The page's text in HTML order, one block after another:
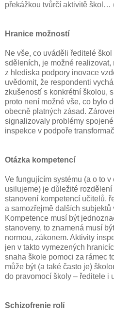
překážkou tvůrčí aktivitě škol…
Hranice možností
Ne vše, co uváděli ředitelé
sděleních, je možné
z hlediska podpory inovace
uvědomit, že respondenti
zkušeností s konkrétní školou,
proto není možné vše, co bylo
obecně platných zásad.
signalizovaly problémy
inspekce v podpoře
Otázka kompetencí
Ve fungujícím systému (a o to
usilujeme) je důležité
stanovení kompetencí učitelů,
a samozřejmě dalších subjektů
Kompetence musí být
stanoveny, to znamená musí
normou, zákonem. Aktivity
jen v takto vymezených
snaha škole pomoci za rámec
může být (a také často je)
do pravomocí školy – ředitele i
Schizofrenie rolí